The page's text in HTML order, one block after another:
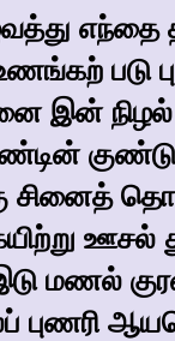
எந்தை
படு
இன்
சினைத்
ஊசல்
மணல்